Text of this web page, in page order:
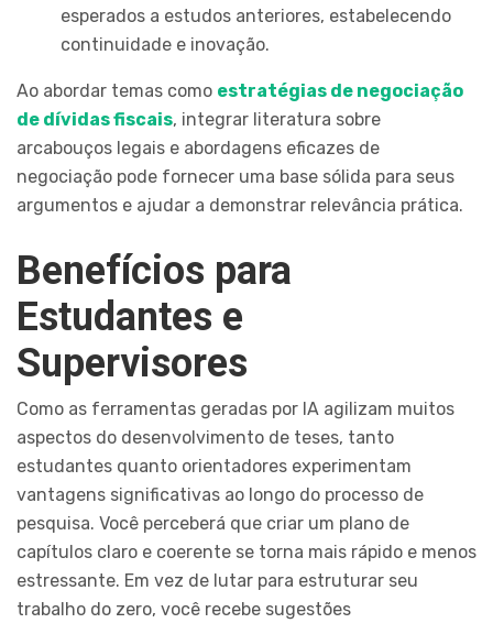
esperados a estudos anteriores, estabelecendo
continuidade e inovação.
Ao abordar temas como estratégias de negociação
de dívidas fiscais, integrar literatura sobre
arcabouços legais e abordagens eficazes de
negociação pode fornecer uma base sólida para seus
argumentos e ajudar a demonstrar relevância prática.
Benefícios para
Estudantes e
Supervisores
Como as ferramentas geradas por IA agilizam muitos
aspectos do desenvolvimento de teses, tanto
estudantes quanto orientadores experimentam
vantagens significativas ao longo do processo de
pesquisa. Você perceberá que criar um plano de
capítulos claro e coerente se torna mais rápido e menos
estressante. Em vez de lutar para estruturar seu
trabalho do zero, você recebe sugestões